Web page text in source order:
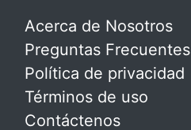
Acerca de Nosotros
Preguntas Frecuentes
Política de privacidad
Términos de uso
Contáctenos